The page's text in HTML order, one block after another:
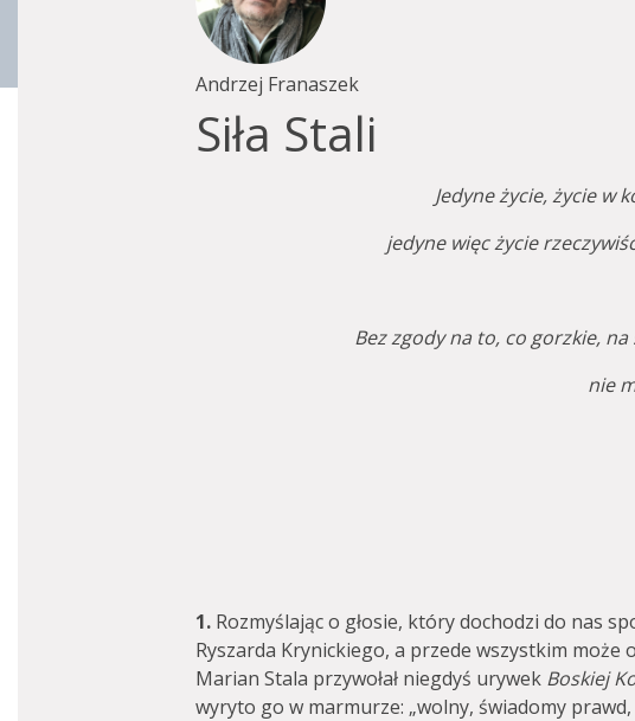
Andrzej Franaszek
Siła Stali
Jedyne życie, życie w
jedyne więc życie
Bez zgody na to, co gorzkie,
nie
1. Rozmyślając o głosie, który dochodzi do nas
Ryszarda Krynickiego, a przede wszystkim może
Marian Stala przywołał niegdyś urywek Boskiej
wyryto go w marmurze: „wolny, świadomy